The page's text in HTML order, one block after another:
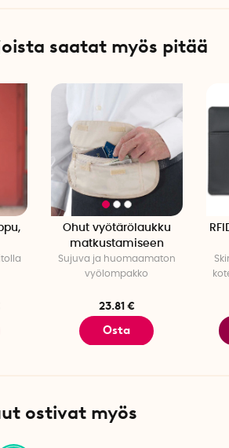
saatat myös pitää
Ohut vyötärölaukku
matkustamiseen
Sujuva ja huomaamaton
vyölompakko
23.81 €
Osta
ostivat myös